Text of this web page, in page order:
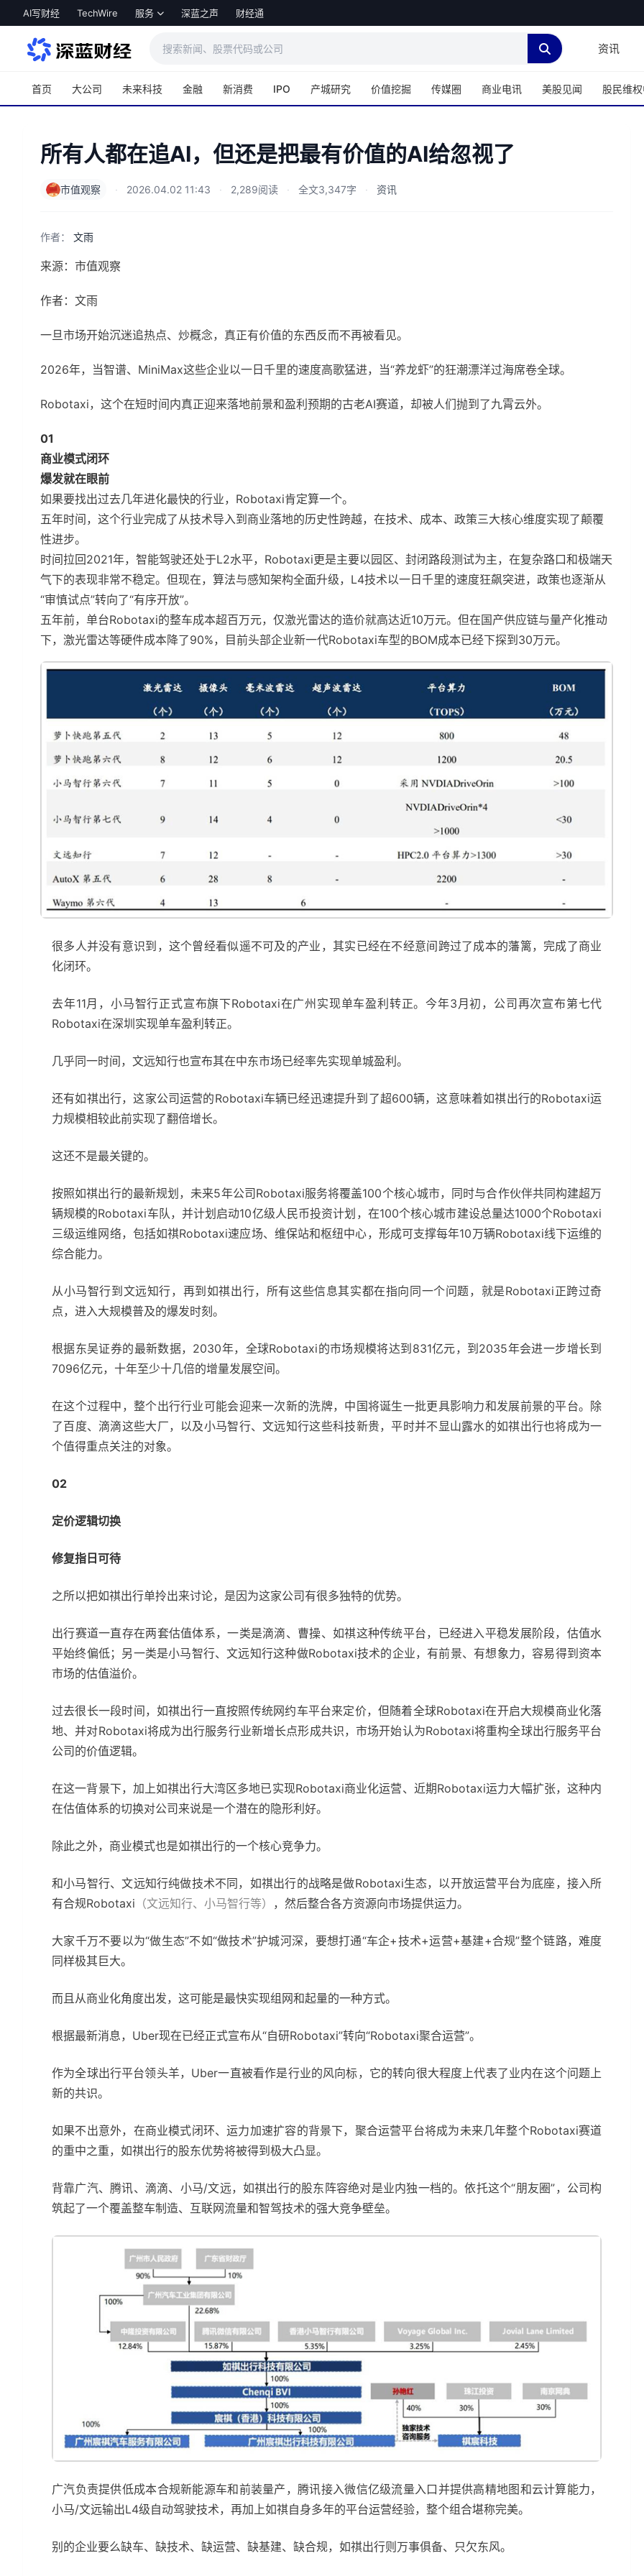
跳转到主内容
AI写财经 TechWire 服务 深蓝之声 财经通
资讯
首页 大公司 未来科技 金融 新消费 IPO 产城研究 价值挖掘 传媒圈 商业电讯 美股见闻 股民维
所有人都在追AI，但还是把最有价值的AI给忽视了
市值观察 · 2026.04.02 11:43 · 2,289阅读 · 全文3,347字 · 资讯
作者： 文雨
来源：市值观察
作者：文雨
一旦市场开始沉迷追热点、炒概念，真正有价值的东西反而不再被看见。
2026年，当智谱、MiniMax这些企业以一日千里的速度高歌猛进，当“养龙虾”的狂潮漂洋过海席卷全球。
Robotaxi，这个在短时间内真正迎来落地前景和盈利预期的古老AI赛道，却被人们抛到了九霄云外。
01
商业模式闭环
爆发就在眼前
如果要找出过去几年进化最快的行业，Robotaxi肯定算一个。
五年时间，这个行业完成了从技术导入到商业落地的历史性跨越，在技术、成本、政策三大核心维度实现了颠覆
性进步。
时间拉回2021年，智能驾驶还处于L2水平，Robotaxi更是主要以园区、封闭路段测试为主，在复杂路口和极端天
气下的表现非常不稳定。但现在，算法与感知架构全面升级，L4技术以一日千里的速度狂飙突进，政策也逐渐从
“审慎试点”转向了“有序开放”。
五年前，单台Robotaxi的整车成本超百万元，仅激光雷达的造价就高达近10万元。但在国产供应链与量产化推动
下，激光雷达等硬件成本降了90%，目前头部企业新一代Robotaxi车型的BOM成本已经下探到30万元。
很多人并没有意识到，这个曾经看似遥不可及的产业，其实已经在不经意间跨过了成本的藩篱，完成了商业
化闭环。
去年11月，小马智行正式宣布旗下Robotaxi在广州实现单车盈利转正。今年3月初，公司再次宣布第七代
Robotaxi在深圳实现单车盈利转正。
几乎同一时间，文远知行也宣布其在中东市场已经率先实现单城盈利。
还有如祺出行，这家公司运营的Robotaxi车辆已经迅速提升到了超600辆，这意味着如祺出行的Robotaxi运
力规模相较此前实现了翻倍增长。
这还不是最关键的。
按照如祺出行的最新规划，未来5年公司Robotaxi服务将覆盖100个核心城市，同时与合作伙伴共同构建超万
辆规模的Robotaxi车队，并计划启动10亿级人民币投资计划，在100个核心城市建设总量达1000个Robotaxi
三级运维网络，包括如祺Robotaxi速应场、维保站和枢纽中心，形成可支撑每年10万辆Robotaxi线下运维的
综合能力。
从小马智行到文远知行，再到如祺出行，所有这些信息其实都在指向同一个问题，就是Robotaxi正跨过奇
点，进入大规模普及的爆发时刻。
根据东吴证券的最新数据，2030年，全球Robotaxi的市场规模将达到831亿元，到2035年会进一步增长到
7096亿元，十年至少十几倍的增量发展空间。
在这个过程中，整个出行行业可能会迎来一次新的洗牌，中国将诞生一批更具影响力和发展前景的平台。除
了百度、滴滴这些大厂，以及小马智行、文远知行这些科技新贵，平时并不显山露水的如祺出行也将成为一
个值得重点关注的对象。
02
定价逻辑切换
修复指日可待
之所以把如祺出行单拎出来讨论，是因为这家公司有很多独特的优势。
出行赛道一直存在两套估值体系，一类是滴滴、曹操、如祺这种传统平台，已经进入平稳发展阶段，估值水
平始终偏低；另一类是小马智行、文远知行这种做Robotaxi技术的企业，有前景、有想象力，容易得到资本
市场的估值溢价。
过去很长一段时间，如祺出行一直按照传统网约车平台来定价，但随着全球Robotaxi在开启大规模商业化落
地、并对Robotaxi将成为出行服务行业新增长点形成共识，市场开始认为Robotaxi将重构全球出行服务平台
公司的价值逻辑。
在这一背景下，加上如祺出行大湾区多地已实现Robotaxi商业化运营、近期Robotaxi运力大幅扩张，这种内
在估值体系的切换对公司来说是一个潜在的隐形利好。
除此之外，商业模式也是如祺出行的一个核心竞争力。
和小马智行、文远知行纯做技术不同，如祺出行的战略是做Robotaxi生态，以开放运营平台为底座，接入所
有合规Robotaxi （文远知行、小马智行等） ，然后整合各方资源向市场提供运力。
大家千万不要以为“做生态”不如“做技术”护城河深，要想打通“车企+技术+运营+基建+合规”整个链路，难度
同样极其巨大。
而且从商业化角度出发，这可能是最快实现组网和起量的一种方式。
根据最新消息，Uber现在已经正式宣布从“自研Robotaxi”转向“Robotaxi聚合运营”。
作为全球出行平台领头羊，Uber一直被看作是行业的风向标，它的转向很大程度上代表了业内在这个问题上
新的共识。
如果不出意外，在商业模式闭环、运力加速扩容的背景下，聚合运营平台将成为未来几年整个Robotaxi赛道
的重中之重，如祺出行的股东优势将被得到极大凸显。
背靠广汽、腾讯、滴滴、小马/文远，如祺出行的股东阵容绝对是业内独一档的。依托这个“朋友圈”，公司构
筑起了一个覆盖整车制造、互联网流量和智驾技术的强大竞争壁垒。
广汽负责提供低成本合规新能源车和前装量产，腾讯接入微信亿级流量入口并提供高精地图和云计算能力，
小马/文远输出L4级自动驾驶技术，再加上如祺自身多年的平台运营经验，整个组合堪称完美。
别的企业要么缺车、缺技术、缺运营、缺基建、缺合规，如祺出行则万事俱备、只欠东风。